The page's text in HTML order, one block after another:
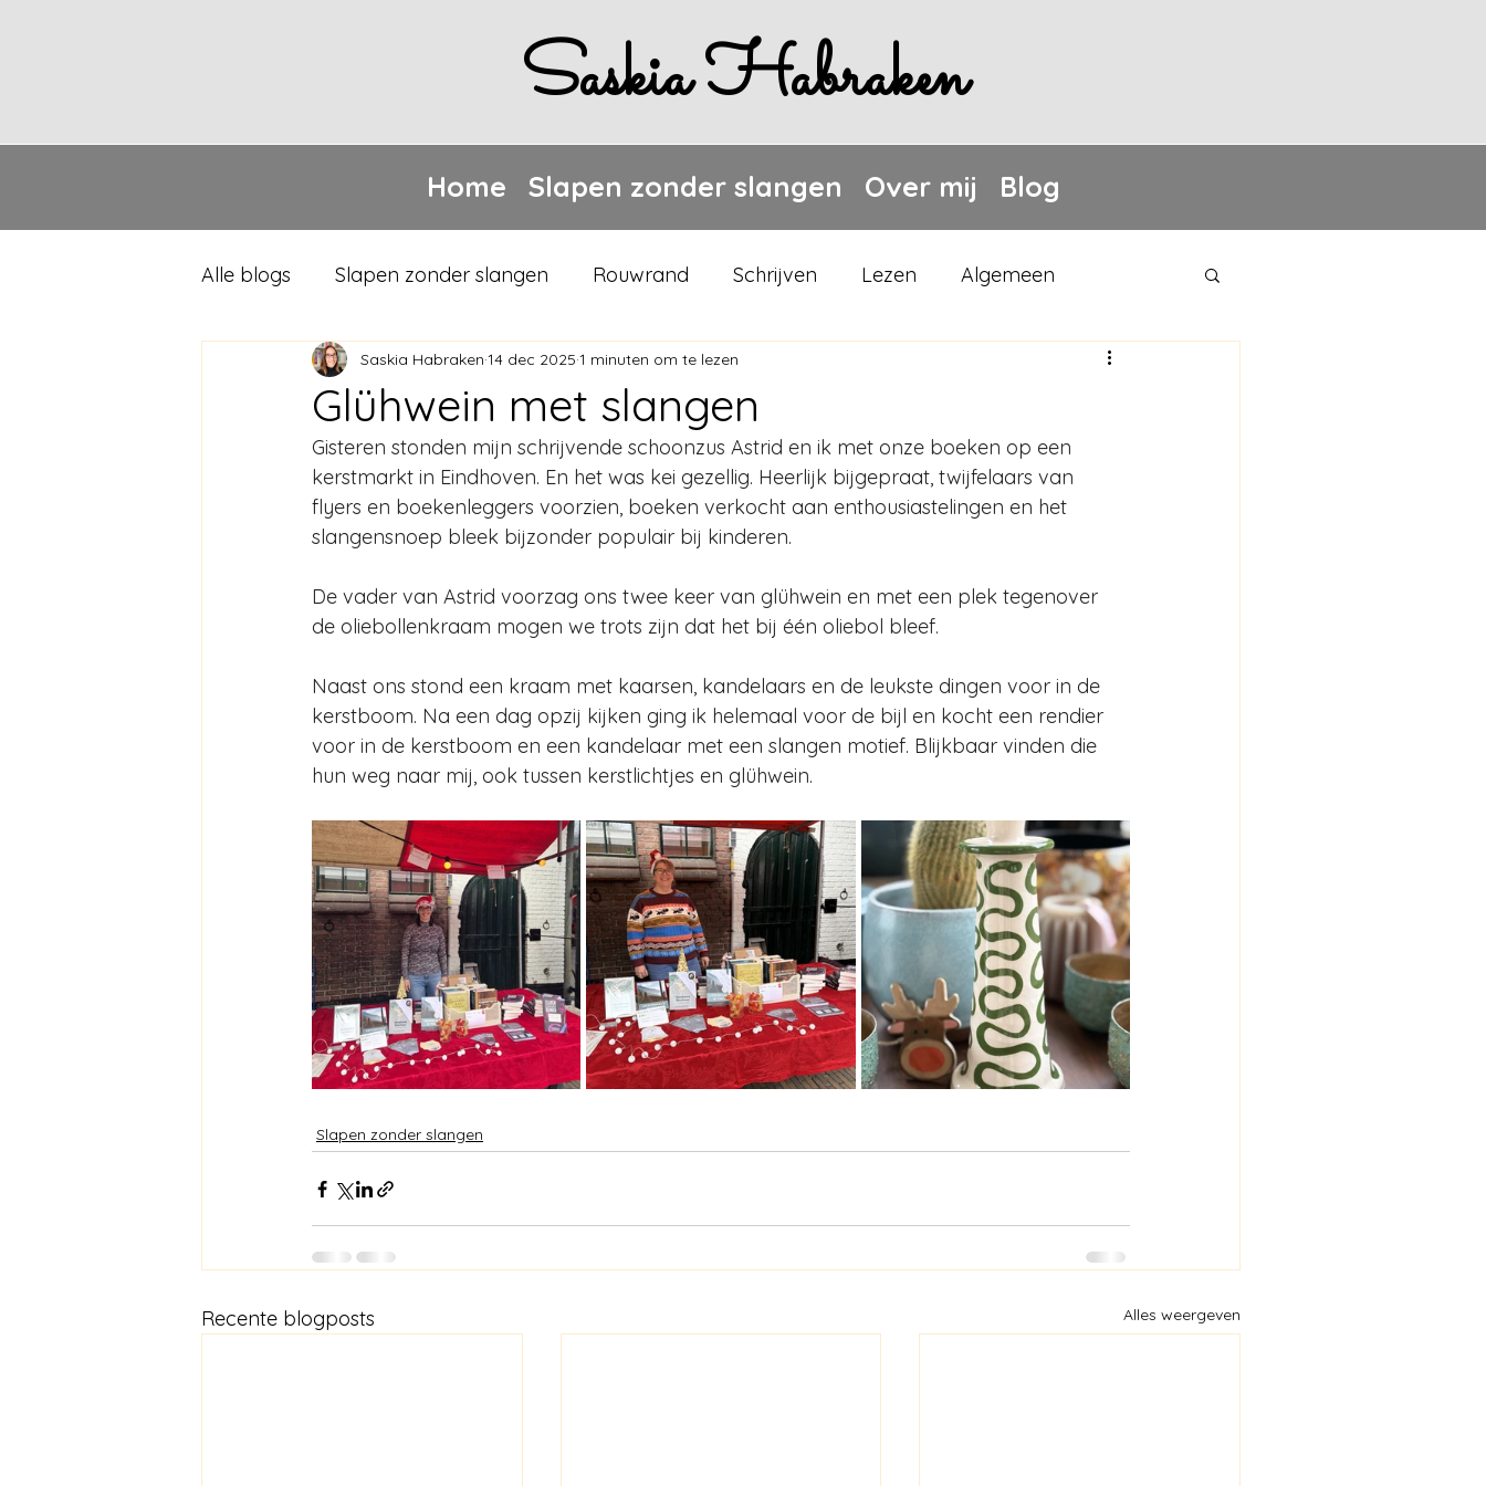
Saskia Habraken
Home Slapen zonder slangen Over mij Blog
Alle blogs Slapen zonder slangen Rouwrand Schrijven Lezen Algemeen
Glühwein met slangen
Saskia Habraken 14 dec 2025 1 minuten om te lezen
Gisteren stonden mijn schrijvende schoonzus Astrid en ik met onze boeken op een
kerstmarkt in Eindhoven. En het was kei gezellig. Heerlijk bijgepraat, twijfelaars van
flyers en boekenleggers voorzien, boeken verkocht aan enthousiastelingen en het
slangensnoep bleek bijzonder populair bij kinderen.
De vader van Astrid voorzag ons twee keer van glühwein en met een plek tegenover
de oliebollenkraam mogen we trots zijn dat het bij één oliebol bleef.
Naast ons stond een kraam met kaarsen, kandelaars en de leukste dingen voor in de
kerstboom. Na een dag opzij kijken ging ik helemaal voor de bijl en kocht een rendier
voor in de kerstboom en een kandelaar met een slangen motief. Blijkbaar vinden die
hun weg naar mij, ook tussen kerstlichtjes en glühwein.
Slapen zonder slangen
Recente blogposts Alles weergeven